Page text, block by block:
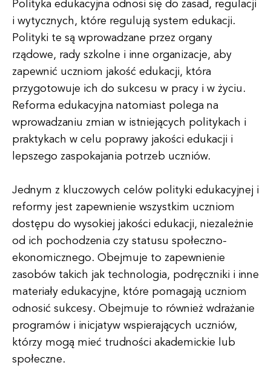
Polityka edukacyjna odnosi się do zasad, regulacji
i wytycznych, które regulują system edukacji.
Polityki te są wprowadzane przez organy
rządowe, rady szkolne i inne organizacje, aby
zapewnić uczniom jakość edukacji, która
przygotowuje ich do sukcesu w pracy i w życiu.
Reforma edukacyjna natomiast polega na
wprowadzaniu zmian w istniejących politykach i
praktykach w celu poprawy jakości edukacji i
lepszego zaspokajania potrzeb uczniów.
Jednym z kluczowych celów polityki edukacyjnej i
reformy jest zapewnienie wszystkim uczniom
dostępu do wysokiej jakości edukacji, niezależnie
od ich pochodzenia czy statusu społeczno-
ekonomicznego. Obejmuje to zapewnienie
zasobów takich jak technologia, podręczniki i inne
materiały edukacyjne, które pomagają uczniom
odnosić sukcesy. Obejmuje to również wdrażanie
programów i inicjatyw wspierających uczniów,
którzy mogą mieć trudności akademickie lub
społeczne.